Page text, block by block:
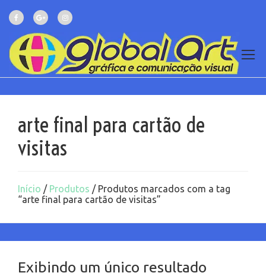
arte final para cartão de
visitas
Início / Produtos / Produtos marcados com a tag
“arte final para cartão de visitas”
Exibindo um único resultado